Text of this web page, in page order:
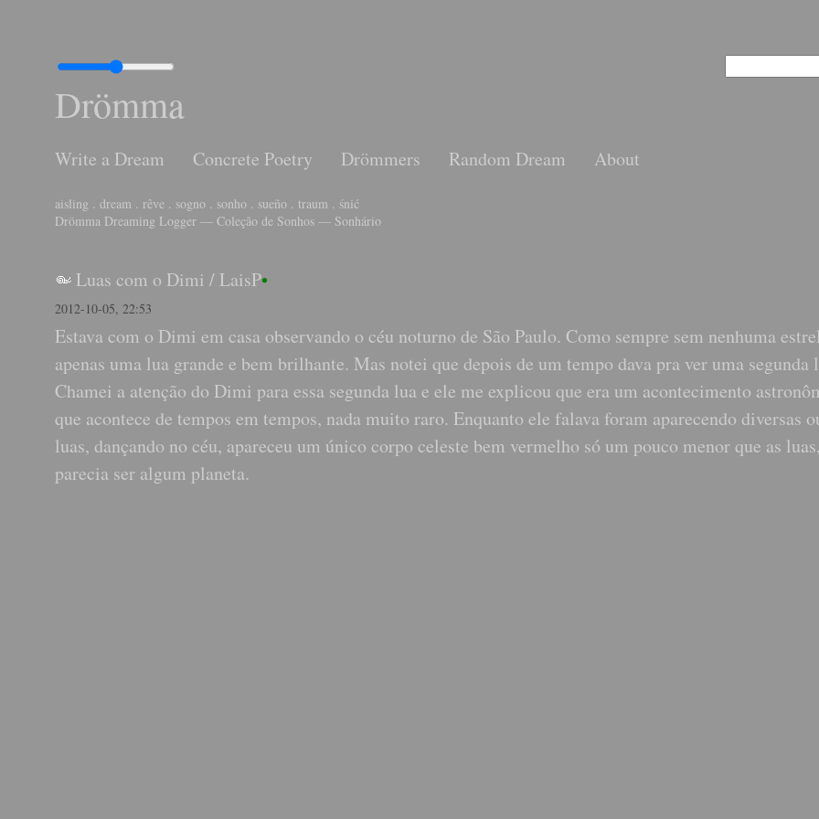
Drömma
Write a Dream Concrete Poetry Drömmers Random Dream About
aisling . dream . rêve . sogno . sonho . sueño . traum . śnić
Drömma Dreaming Logger — Coleção de Sonhos — Sonhário
Luas com o Dimi / LaisP•
2012-10-05, 22:53
Estava com o Dimi em casa observando o céu noturno de São Paulo. Como sempre sem nenhuma
apenas uma lua grande e bem brilhante. Mas notei que depois de um tempo dava pra ver uma segunda
Chamei a atenção do Dimi para essa segunda lua e ele me explicou que era um acontecimento
que acontece de tempos em tempos, nada muito raro. Enquanto ele falava foram aparecendo diversas
luas, dançando no céu, apareceu um único corpo celeste bem vermelho só um pouco menor que as
parecia ser algum planeta.